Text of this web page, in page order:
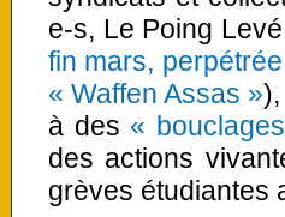
e-s, Le Poing
fin mars,
« Waffen Assas »
à des «
des actions
grèves étudiantes